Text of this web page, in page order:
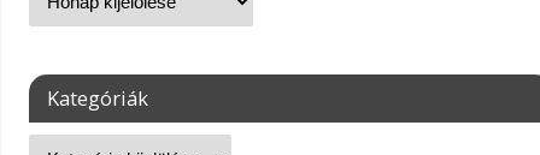
Kategóriák